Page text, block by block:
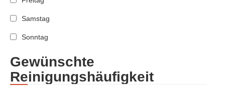
Samstag
Sonntag
Gewünschte
Reinigungshäufigkeit